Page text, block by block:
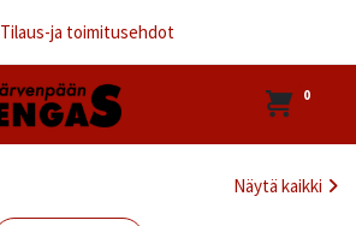
Tilaus-ja toimitusehdot
0
Näytä kaikki